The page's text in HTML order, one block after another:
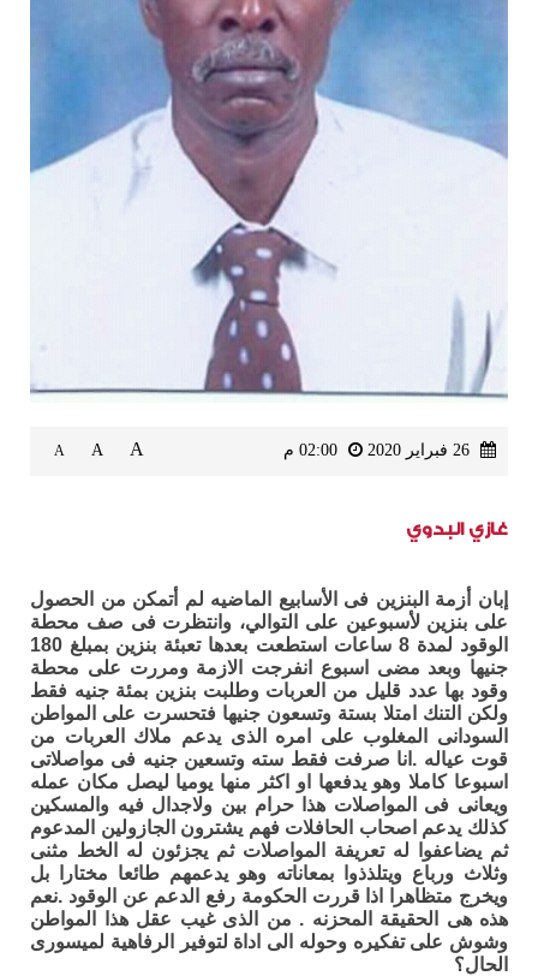
A
A
A
غازي البدوي
إبان أزمة البنزين فى الأسابيع الماضيه لم أتمكن من الحصول
على بنزين لأسبوعين على التوالي، وانتظرت فى صف محطة
الوقود لمدة 8 ساعات استطعت بعدها تعبئة بنزين بمبلغ 180
جنيها وبعد مضى اسبوع انفرجت الازمة ومررت على محطة
وقود بها عدد قليل من العربات وطلبت بنزين بمئة جنيه فقط
ولكن التنك امتلا بستة وتسعون جنيها فتحسرت على المواطن
السودانى المغلوب على امره الذى يدعم ملاك العربات من
قوت عياله .انا صرفت فقط سته وتسعين جنيه فى مواصلاتى
اسبوعا كاملا وهو يدفعها او اكثر منها يوميا ليصل مكان عمله
ويعانى فى المواصلات هذا حرام بين ولاجدال فيه والمسكين
كذلك يدعم اصحاب الحافلات فهم يشترون الجازولين المدعوم
ثم يضاعفوا له تعريفة المواصلات ثم يجزئون له الخط مثنى
وثلاث ورباع ويتلذذوا بمعاناته وهو يدعمهم طائعا مختارا بل
ويخرج متظاهرا اذا قررت الحكومة رفع الدعم عن الوقود .نعم
هذه هى الحقيقة المحزنه . من الذى غيب عقل هذا المواطن
وشوش على تفكيره وحوله الى اداة لتوفير الرفاهية لميسورى
الحال؟